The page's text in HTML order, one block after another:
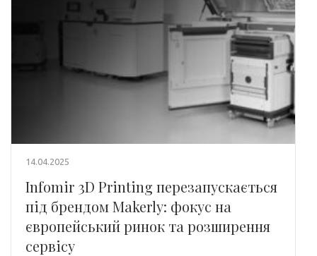
14.04.2025
Infomir 3D Printing перезапускається
під брендом Makerly: фокус на
європейський ринок та розширення
сервісу